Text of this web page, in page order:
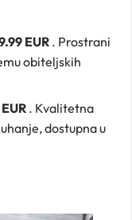
EUR . Prostrani
obiteljskih
. Kvalitetna
dostupna u